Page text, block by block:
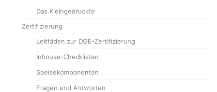
Das Kleingedruckte
Zertifizierung
Leitfäden zur DGE-Zertifizierung
Inhouse-Checklisten
Speisekomponenten
Fragen und Antworten